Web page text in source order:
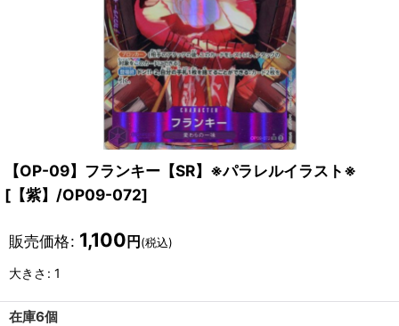
【OP-09】フランキー【SR】※パラレルイラスト※
[ 【紫】/OP09-072]
販売価格: 1,100 円 (税込)
大きさ : 1
在庫6個